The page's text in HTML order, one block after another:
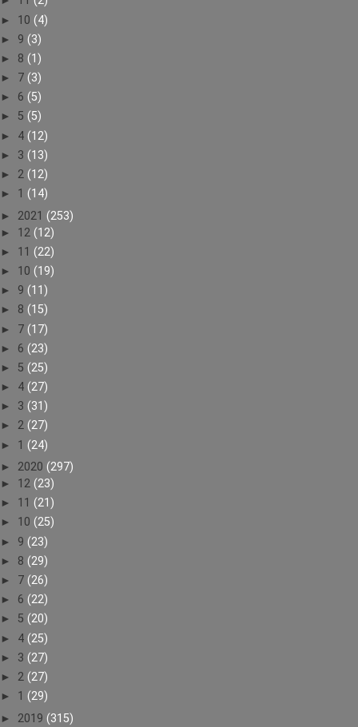
► 10 (4)
► 9 (3)
► 8 (1)
► 7 (3)
► 6 (5)
► 5 (5)
► 4 (12)
► 3 (13)
► 2 (12)
► 1 (14)
► 2021 (253)
► 12 (12)
► 11 (22)
► 10 (19)
► 9 (11)
► 8 (15)
► 7 (17)
► 6 (23)
► 5 (25)
► 4 (27)
► 3 (31)
► 2 (27)
► 1 (24)
► 2020 (297)
► 12 (23)
► 11 (21)
► 10 (25)
► 9 (23)
► 8 (29)
► 7 (26)
► 6 (22)
► 5 (20)
► 4 (25)
► 3 (27)
► 2 (27)
► 1 (29)
► 2019 (315)